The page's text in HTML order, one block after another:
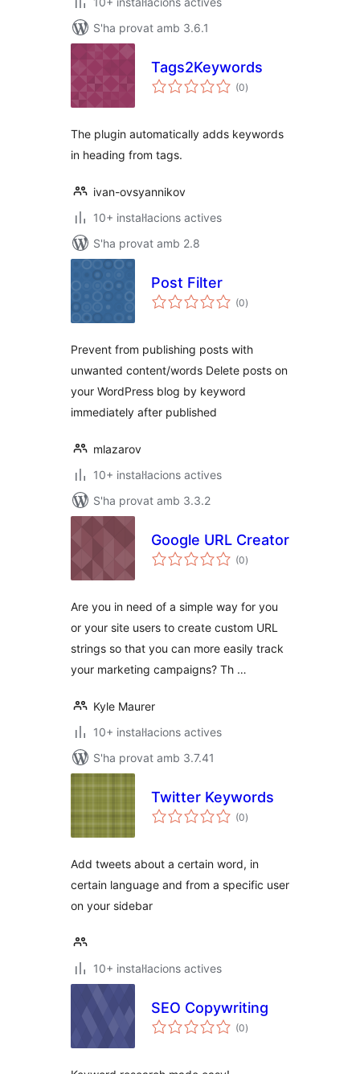
S'ha provat amb 3.6.1
Tags2Keywords
(0puntuacions
totals
)
The plugin automatically adds keywords
in heading from tags.
ivan-ovsyannikov
10+ instal·lacions actives
S'ha provat amb 2.8
Post Filter
(0puntuacions
totals
)
Prevent from publishing posts with
unwanted content/words Delete posts on
your WordPress blog by keyword
immediately after published
mlazarov
10+ instal·lacions actives
S'ha provat amb 3.3.2
Google URL Creator
(0puntuacions
totals
)
Are you in need of a simple way for you
or your site users to create custom URL
strings so that you can more easily track
your marketing campaigns? Th …
Kyle Maurer
10+ instal·lacions actives
S'ha provat amb 3.7.41
Twitter Keywords
(0puntuacions
totals
)
Add tweets about a certain word, in
certain language and from a specific user
on your sidebar
10+ instal·lacions actives
SEO Copywriting
(0puntuacions
totals
)